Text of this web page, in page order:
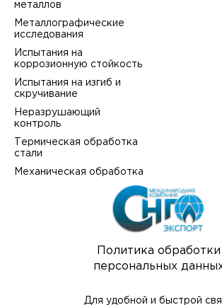
Политика обработки
персональных
металлов
Металлографические
исследования
Испытания на
коррозионную стойкость
Испытания на изгиб и
скручивание
Неразрушающий
контроль
Термическая обработка
стали
Механическая обработка
Для удобной и быстрой